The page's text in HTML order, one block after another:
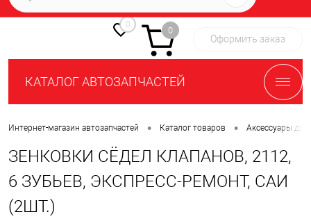
0
0
Оформить заказ
КАТАЛОГ АВТОЗАПЧАСТЕЙ
Интернет-магазин автозапчастей • Каталог товаров • Аксессуары
ЗЕНКОВКИ СЁДЕЛ КЛАПАНОВ, 2112,
6 ЗУБЬЕВ, ЭКСПРЕСС-РЕМОНТ, САИ
(2ШТ.)